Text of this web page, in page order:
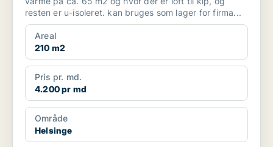
resten er u-isoleret. kan bruges som lager for firma...
Areal
210 m2
Pris pr. md.
4.200 pr md
Område
Helsinge